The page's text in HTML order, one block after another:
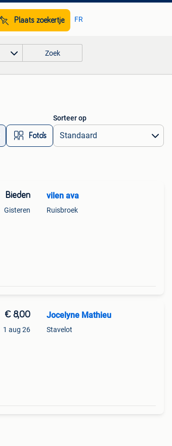
Plaats zoekertje FR
Zoek
Foto’s
Sorteer op
Bieden
Gisteren
vilen ava
Ruisbroek
€ 8,00
1 aug 26
Jocelyne Mathieu
Stavelot